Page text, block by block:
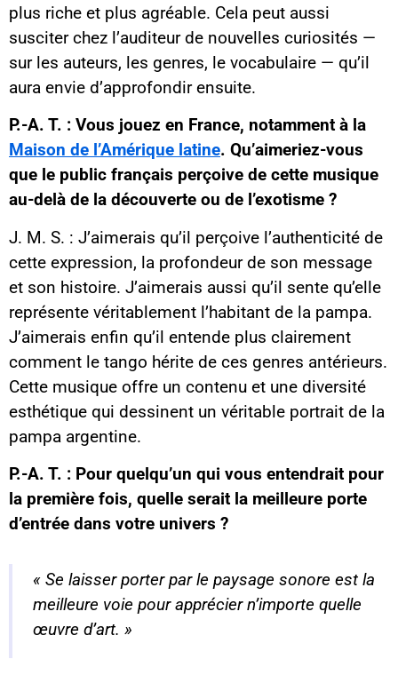
plus riche et plus agréable. Cela peut aussi
susciter chez l’auditeur de nouvelles curiosités —
sur les auteurs, les genres, le vocabulaire — qu’il
aura envie d’approfondir ensuite.
P.-A. T. : Vous jouez en France, notamment à la
Maison de l’Amérique latine. Qu’aimeriez-vous
que le public français perçoive de cette musique
au-delà de la découverte ou de l’exotisme ?
J. M. S. : J’aimerais qu’il perçoive l’authenticité de
cette expression, la profondeur de son message
et son histoire. J’aimerais aussi qu’il sente qu’elle
représente véritablement l’habitant de la pampa.
J’aimerais enfin qu’il entende plus clairement
comment le tango hérite de ces genres antérieurs.
Cette musique offre un contenu et une diversité
esthétique qui dessinent un véritable portrait de la
pampa argentine.
P.-A. T. : Pour quelqu’un qui vous entendrait pour
la première fois, quelle serait la meilleure porte
d’entrée dans votre univers ?
« Se laisser porter par le paysage sonore est la
meilleure voie pour apprécier n’importe quelle
œuvre d’art. »